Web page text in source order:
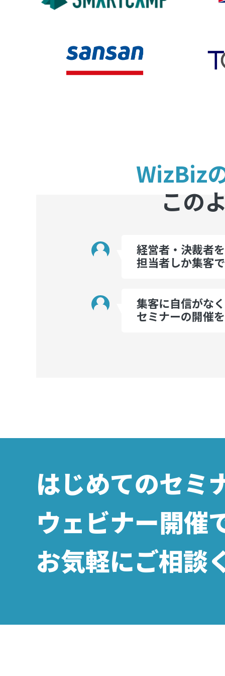
WizBiz
この
経営者・決裁者
担当者しか集客
集客に自信がな
セミナーの開催
はじめてのセミ
ウェビナー開催
お気軽にご相談